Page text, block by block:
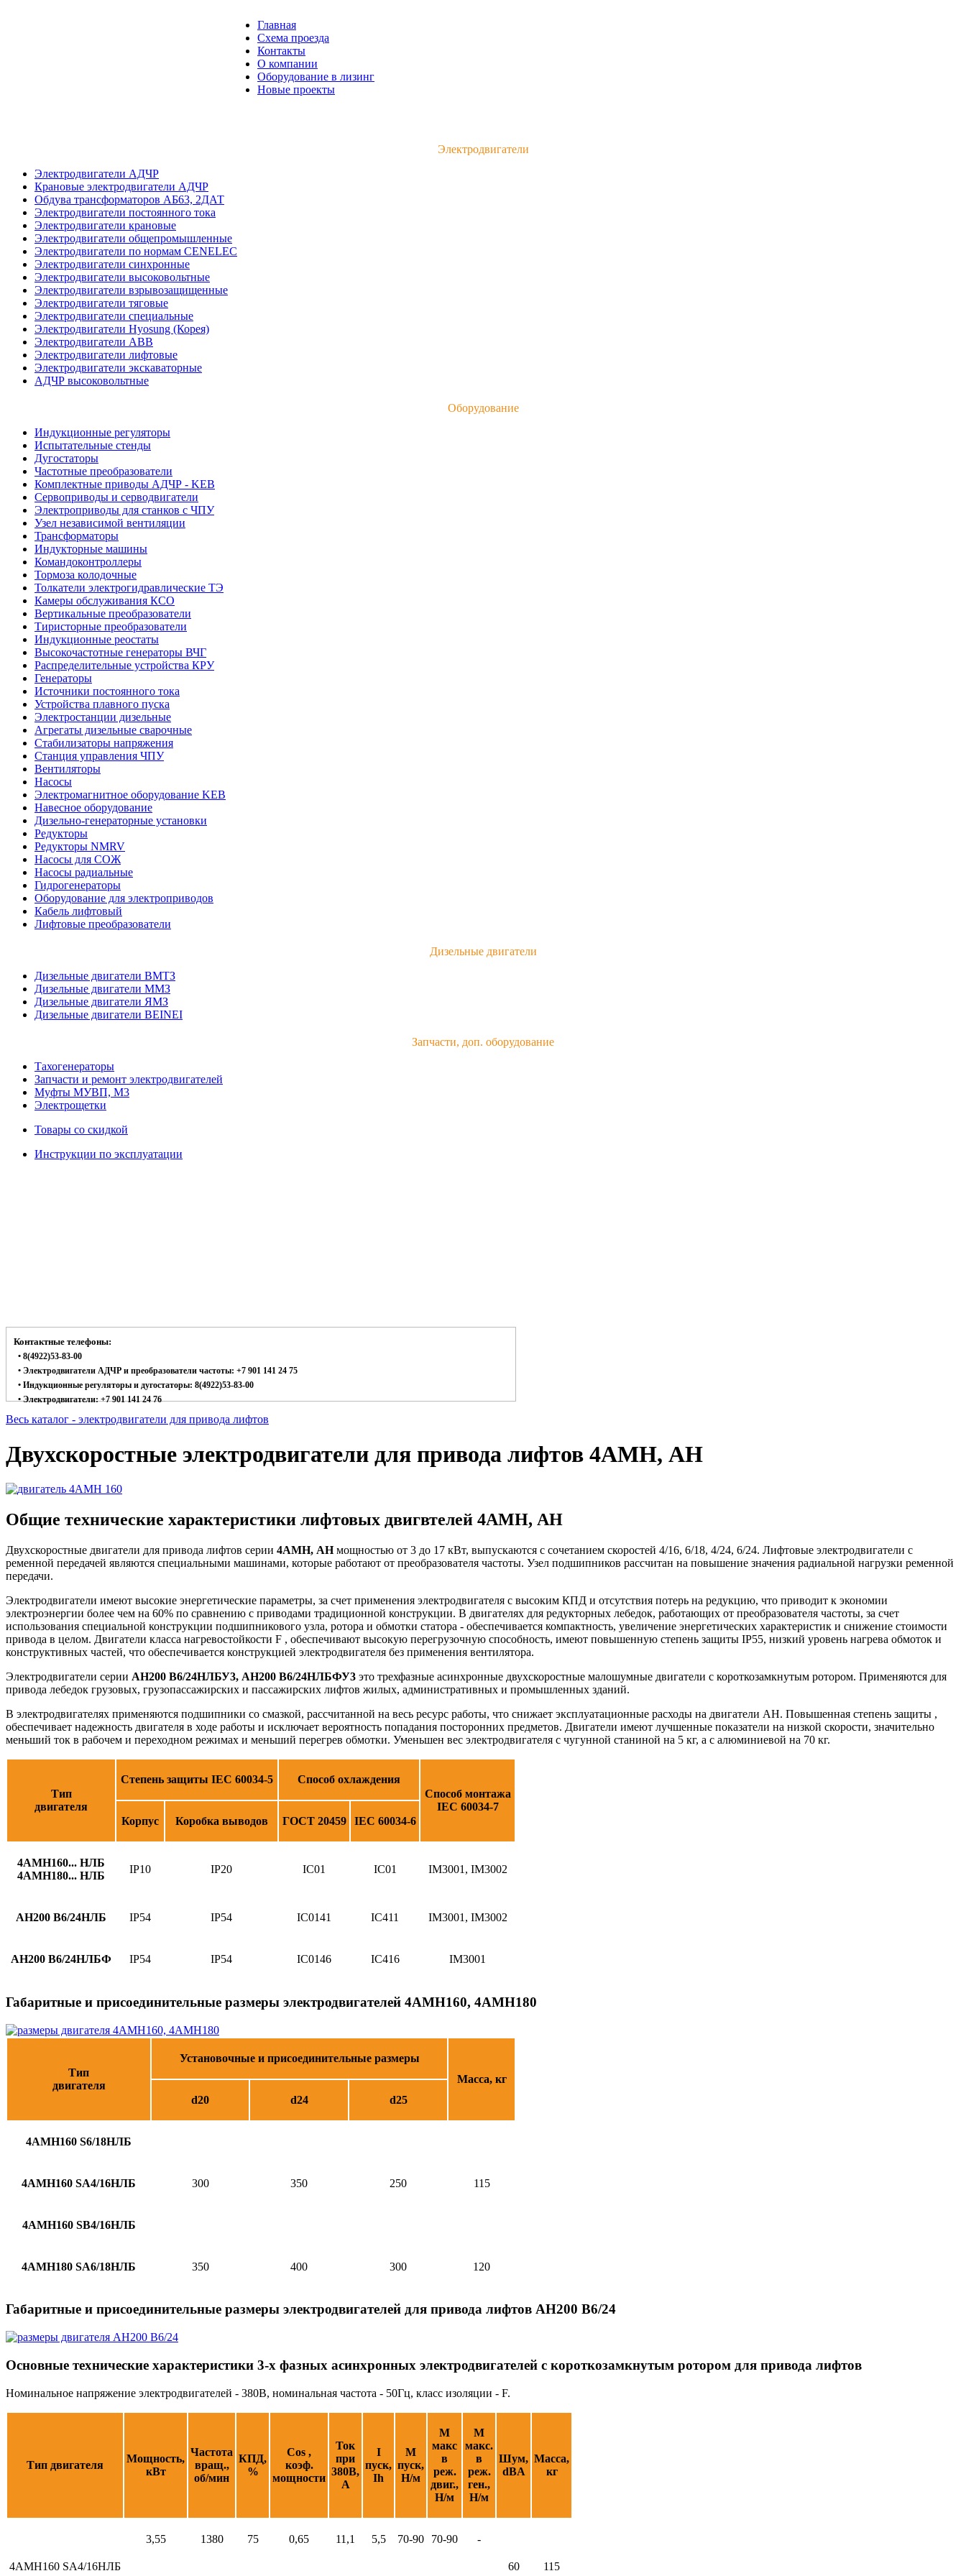
Главная
Схема проезда
Контакты
О компании
Оборудование в лизинг
Новые проекты
Электродвигатели
Электродвигатели АДЧР
Крановые электродвигатели АДЧР
Обдува трансформаторов АБ63, 2ДАТ
Электродвигатели постоянного тока
Электродвигатели крановые
Электродвигатели общепромышленные
Электродвигатели по нормам CENELEC
Электродвигатели синхронные
Электродвигатели высоковольтные
Электродвигатели взрывозащищенные
Электродвигатели тяговые
Электродвигатели специальные
Электродвигатели Hyosung (Корея)
Электродвигатели ABB
Электродвигатели лифтовые
Электродвигатели экскаваторные
АДЧР высоковольтные
Оборудование
Индукционные регуляторы
Испытательные стенды
Дугостаторы
Частотные преобразователи
Комплектные приводы АДЧР - KEB
Сервоприводы и серводвигатели
Электроприводы для станков с ЧПУ
Узел независимой вентиляции
Трансформаторы
Индукторные машины
Командоконтроллеры
Тормоза колодочные
Толкатели электрогидравлические ТЭ
Камеры обслуживания КСО
Вертикальные преобразователи
Тиристорные преобразователи
Индукционные реостаты
Высокочастотные генераторы ВЧГ
Распределительные устройства КРУ
Генераторы
Источники постоянного тока
Устройства плавного пуска
Электростанции дизельные
Агрегаты дизельные сварочные
Стабилизаторы напряжения
Станция управления ЧПУ
Вентиляторы
Насосы
Электромагнитное оборудование KEB
Навесное оборудование
Дизельно-генераторные установки
Редукторы
Редукторы NMRV
Насосы для СОЖ
Насосы радиальные
Гидрогенераторы
Оборудование для электроприводов
Кабель лифтовый
Лифтовые преобразователи
Дизельные двигатели
Дизельные двигатели ВМТЗ
Дизельные двигатели ММЗ
Дизельные двигатели ЯМЗ
Дизельные двигатели BEINEI
Запчасти, доп. оборудование
Тахогенераторы
Запчасти и ремонт электродвигателей
Муфты МУВП, М3
Электрощетки
Товары со скидкой
Инструкции по эксплуатации
Контактные телефоны:
• 8(4922)53-83-00
• Электродвигатели АДЧР и преобразователи частоты: +7 901 141 24 75
• Индукционные регуляторы и дугостаторы: 8(4922)53-83-00
• Электродвигатели: +7 901 141 24 76
Весь каталог - электродвигатели для привода лифтов
Двухскоростные электродвигатели для привода лифтов 4АМН, АН
Общие технические характеристики лифтовых двигвтелей 4АМН, АН
Двухскоростные двигатели для привода лифтов серии 4АМН, АНмощностью от 3 до 17 кВт, выпускаются с сочетанием скоростей 4/16, 6/18, 4/24, 6/24. Лифтовые электродвигатели с
ременной передачей являются специальными машинами, которые работают от преобразователя частоты. Узел подшипников рассчитан на повышение значения радиальной нагрузки ременной
передачи.
Электродвигатели имеют высокие энергетические параметры, за счет применения электродвигателя с высоким КПД и отсутствия потерь на редукцию, что приводит к экономии
электроэнергии более чем на 60% по сравнению с приводами традиционной конструкции. В двигателях для редукторных лебедок, работающих от преобразователя частоты, за счет
использования специальной конструкции подшипникового узла, ротора и обмотки статора - обеспечивается компактность, увеличение энергетических характеристик и снижение стоимости
привода в целом. Двигатели класса нагревостойкости F , обеспечивают высокую перегрузочную способность, имеют повышенную степень защиты IP55, низкий уровень нагрева обмоток и
конструктивных частей, что обеспечивается конструкцией электродвигателя без применения вентилятора.
Электродвигатели серии АН200 В6/24НЛБУ3, АН200 В6/24НЛБФУ3 это трехфазные асинхронные двухскоростные малошумные двигатели с короткозамкнутым ротором. Применяются для
привода лебедок грузовых, грузопассажирских и пассажирских лифтов жилых, административных и промышленных зданий.
В электродвигателях применяются подшипники со смазкой, рассчитанной на весь ресурс работы, что снижает эксплуатационные расходы на двигатели АН. Повышенная степень защиты ,
обеспечивает надежность двигателя в ходе работы и исключает вероятность попадания посторонних предметов. Двигатели имеют лучшенные показатели на низкой скорости, значительно
меньший ток в рабочем и переходном режимах и меньший перегрев обмотки. Уменьшен вес электродвигателя с чугунной станиной на 5 кг, а с алюминиевой на 70 кг.
Тип
двигателя
Степень защиты IEC 60034-5
Способ охлаждения
Способ монтажа
IEC 60034-7
Корпус
Коробка выводов ГОСТ 20459 IEC 60034-6
4АМН160... НЛБ
4АМН180... НЛБ
IP10 IP20 IC01 IC01 IM3001, IM3002
АН200 В6/24НЛБ IP54 IP54 IC0141 IC411 IM3001, IM3002
АН200 В6/24НЛБФ IP54 IP54 IC0146 IC416 IM3001
Габаритные и присоединительные размеры электродвигателей 4АМН160, 4АМН180
Тип
двигателя
Установочные и присоединительные размеры
Масса, кг
d20
d24 d25
4АМН160 S6/18НЛБ
300 350 250 115
4АМН160 SA4/16НЛБ
4АМН160 SB4/16НЛБ
4АМН180 SA6/18НЛБ 350 400 300 120
Габаритные и присоединительные размеры электродвигателей для привода лифтов АН200 В6/24
Основные технические характеристики 3-х фазных асинхронных электродвигателей с короткозамкнутым ротором для привода лифтов
Номинальное напряжение электродвигателей - 380В, номинальная частота - 50Гц, класс изоляции - F.
Тип двигателя
Мощность,
кВт
Частота
вращ.,
об/мин
КПД,
%
Cos ,
коэф.
мощности
Ток
при
380В,
А
I
пуск,
Ih
М
пуск,
Н/м
М
макс
в
реж.
двиг.,
Н/м
М
макс.
в
реж.
ген.,
Н/м
Шум,
dBA
Масса,
кг
4АМН160 SA4/16НЛБ
3,55 1380 75 0,65 11,1 5,5 70-90 70-90 -
60
115